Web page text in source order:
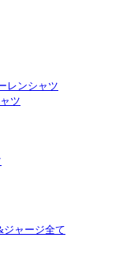
レンシャツ
ツ
ジャージ全て